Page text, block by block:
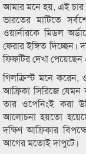
আমার মনে হয়, এই চার
ভারতের মাটিতে
ওয়ার্নারকে মিডল
ফেরার ইঙ্গিত দিচ্ছেন।
ফিফটির দেখা
গিলক্রিস্ট মনে করেন,
আফ্রিকা সিরিজে
তার ওপেনিংই করা
আলোচনা হয়তো
দক্ষিণ আফ্রিকার
আগের মতোই দাপুটে।